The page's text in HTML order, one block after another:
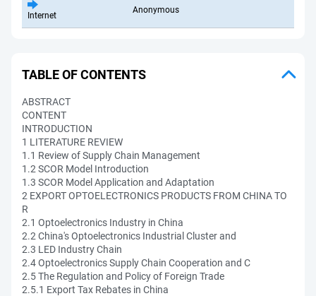
Internet
Anonymous
TABLE OF CONTENTS
ABSTRACT
CONTENT
INTRODUCTION
1 LITERATURE REVIEW
1.1 Review of Supply Chain Management
1.2 SCOR Model Introduction
1.3 SCOR Model Application and Adaptation
2 EXPORT OPTOELECTRONICS PRODUCTS FROM CHINA TO
R
2.1 Optoelectronics Industry in China
2.2 China's Optoelectronics Industrial Cluster and
2.3 LED Industry Chain
2.4 Optoelectronics Supply Chain Cooperation and C
2.5 The Regulation and Policy of Foreign Trade
2.5.1 Export Tax Rebates in China